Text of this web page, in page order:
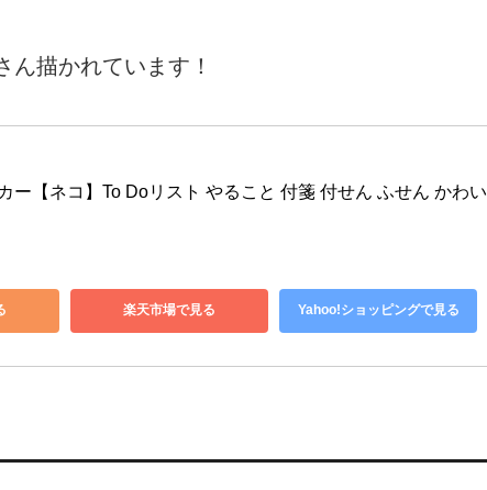
ん描かれています！
ー【ネコ】To Doリスト やること 付箋 付せん ふせん かわい
楽天市場で見る Yahoo!ショッピングで見る